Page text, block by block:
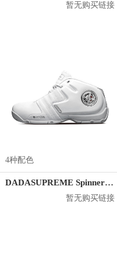
暂无购买链接
4种配色
DADASUPREME Spinner 风火轮
暂无购买链接